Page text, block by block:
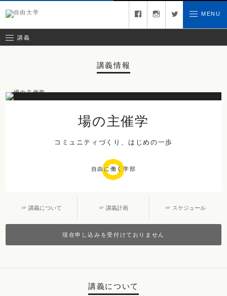
お問い合わせfacebook instagram twitter MENU
講義
講義情報
場の主催学
コミュニティづくり、はじめの一歩
自由に働く学部
☞ 講義について ☞ 講義計画 ☞ スケジュール
現在申し込みを受付けておりません
講義について